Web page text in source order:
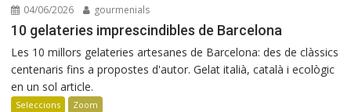
04/06/2026 gourmenials
10 gelateries imprescindibles de Barcelona
Les 10 millors gelateries artesanes de Barcelona: des de clàssics
centenaris fins a propostes d'autor. Gelat italià, català i ecològic
en un sol article.
Seleccions Zoom